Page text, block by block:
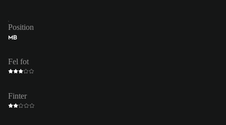
Position
MB
Fel fot
Finter